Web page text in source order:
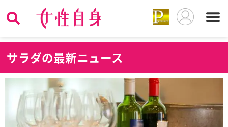
サラダの最新ニュース